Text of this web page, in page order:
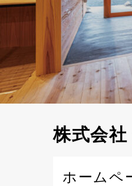
株式会
ホームペ